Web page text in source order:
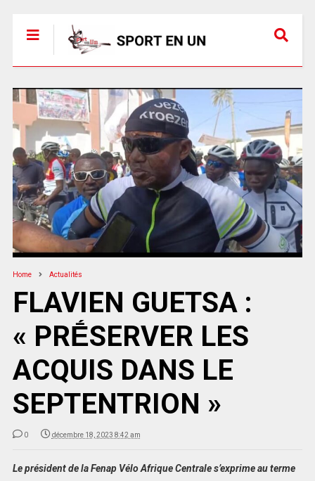
Home Actualités
FLAVIEN GUETSA :
« PRḖSERVER LES
ACQUIS DANS LE
SEPTENTRION »
0 décembre 18, 2023 8:42 am
Le président de la Fenap Vélo Afrique Centrale s’exprime au terme